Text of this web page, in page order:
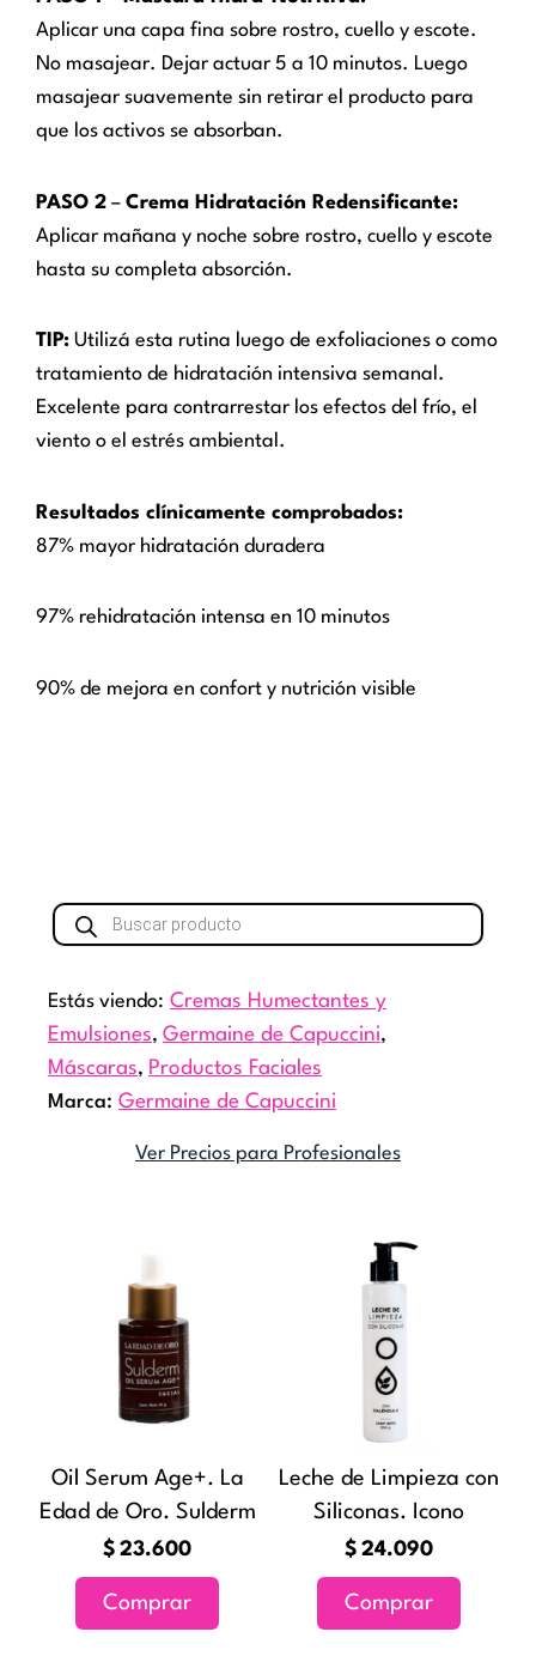
Aplicar una capa fina sobre rostro, cuello y escote.
No masajear. Dejar actuar 5 a 10 minutos. Luego
masajear suavemente sin retirar el producto para
que los activos se absorban.
PASO 2 – Crema Hidratación Redensificante:
Aplicar mañana y noche sobre rostro, cuello y escote
hasta su completa absorción.
TIP: Utilizá esta rutina luego de exfoliaciones o como
tratamiento de hidratación intensiva semanal.
Excelente para contrarrestar los efectos del frío, el
viento o el estrés ambiental.
Resultados clínicamente comprobados:
87% mayor hidratación duradera
97% rehidratación intensa en 10 minutos
90% de mejora en confort y nutrición visible
Búsqueda
de
Estás viendo: Cremas Humectantes y
Emulsiones, Germaine de Capuccini,
Máscaras, Productos Faciales
Marca: Germaine de Capuccini
Ver Precios para Profesionales
Oil Serum Age+. La
Edad de Oro. Sulderm
$ 23.600
Comprar
Leche de Limpieza con
Siliconas. Icono
$ 24.090
Comprar